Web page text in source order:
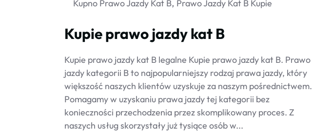
Kupno Prawo Jazdy Kat B Prawo Jazdy Kat B Kupie
Kupie prawo jazdy kat B
Kupie prawo jazdy kat B legalne Kupie prawo jazdy kat B. Prawo
jazdy kategorii B to najpopularniejszy rodzaj prawa jazdy, który
większość naszych klientów uzyskuje za naszym pośrednictwem.
Pomagamy w uzyskaniu prawa jazdy tej kategorii bez
konieczności przechodzenia przez skomplikowany proces. Z
naszych usług skorzystały już tysiące osób w...